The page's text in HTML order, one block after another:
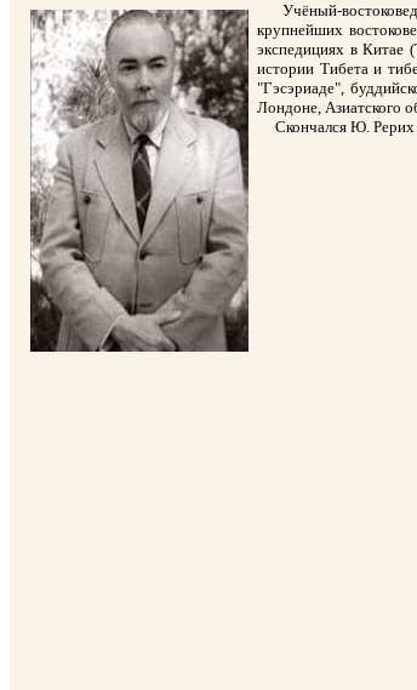
Учёный-
крупнейших
экспедициях в Китае
истории Тибета и
"Гэсэриаде",
Лондоне, Азиатского
Скончался Ю. Рерих